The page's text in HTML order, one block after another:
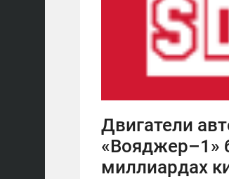
Двигатели
«Вояджер–1»
миллиардах